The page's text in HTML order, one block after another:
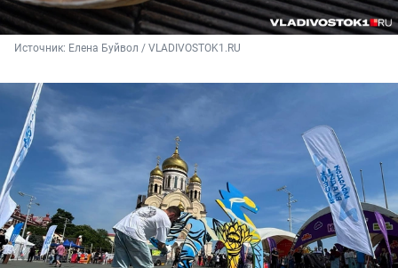
Источник: Елена Буйвол / VLADIVOSTOK1.RU